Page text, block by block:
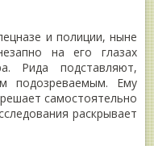
и полиции, ныне
на его глазах
Рида подставляют,
подозреваемым. Ему
самостоятельно
раскрывает